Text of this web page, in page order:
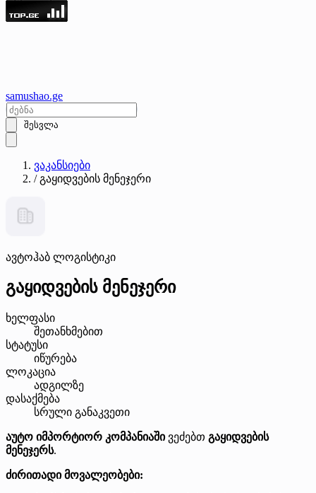
samushao.ge
შესვლა
ვაკანსიები
/ გაყიდვების მენეჯერი
ავტოჰაბ ლოგისტიკი
გაყიდვების მენეჯერი
ხელფასი
შეთანხმებით
სტატუსი
იწურება
ლოკაცია
ადგილზე
დასაქმება
სრული განაკვეთი
აუტო იმპორტიორ კომპანიაშივეძებთ გაყიდვების
მენეჯერს.
ძირითადი მოვალეობები: